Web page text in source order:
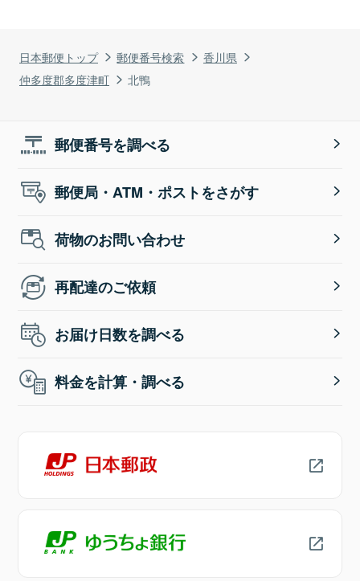
日本郵便トップ 郵便番号検索
香川県
仲多度郡多度津町
北鴨
郵便番号を調べる
郵便局・ATM・ポストをさがす
荷物のお問い合わせ
再配達のご依頼
お届け日数を調べる
料金を計算・調べる